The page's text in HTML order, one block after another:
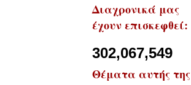
Διαχρονικά μας
έχουν επισκεφθεί:
302,067,549
Θέματα αυτής της